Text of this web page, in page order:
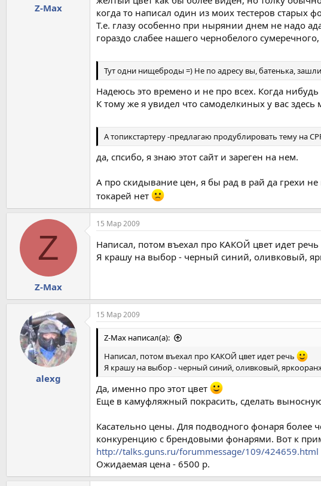
Z-Max
когда то написал один из моих тестеров
Т.е. глазу особенно при нырянии днем не надо
гораздо слабее нашего чернобелого
Тут одни нищеброды =) Не по адресу вы, батенька,
Надеюсь это времено и не про всех. Когда
К тому же я увидел что самоделкиных у вас здесь
А топикстартеру -предлагаю продублировать тему на
да, спсибо, я знаю этот сайт и зареген на нем.
А про скидывание цен, я бы рад в рай да грехи
токарей нет
Z
Z-Max
15 Мар 2009
Написал, потом въехал про КАКОЙ цвет идет речь
Я крашу на выбор - черный синий, оливковый,
alexg
15 Мар 2009
Z-Max написал(а):
Написал, потом въехал про КАКОЙ цвет идет речь
Я крашу на выбор - черный синий, оливковый,
Да, именно про этот цвет
Еще в камуфляжный покрасить, сделать
Касательно цены. Для подводного фонаря более
конкуренцию с брендовыми фонарями. Вот к
http://talks.guns.ru/forummessage/109/424659.html
Ожидаемая цена - 6500 р.